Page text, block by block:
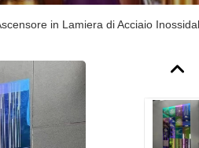
in Lamiera di Acciaio